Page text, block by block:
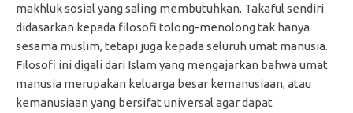
makhluk sosial yang saling membutuhkan. Takaful sendiri
didasarkan kepada filosofi tolong-menolong tak hanya
sesama muslim, tetapi juga kepada seluruh umat manusia.
Filosofi ini digali dari Islam yang mengajarkan bahwa umat
manusia merupakan keluarga besar kemanusiaan, atau
kemanusiaan yang bersifat universal agar dapat